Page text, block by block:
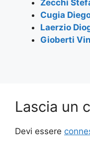
Zecchi
Cugia
Laerzio
Gioberti
Lascia un
Devi essere